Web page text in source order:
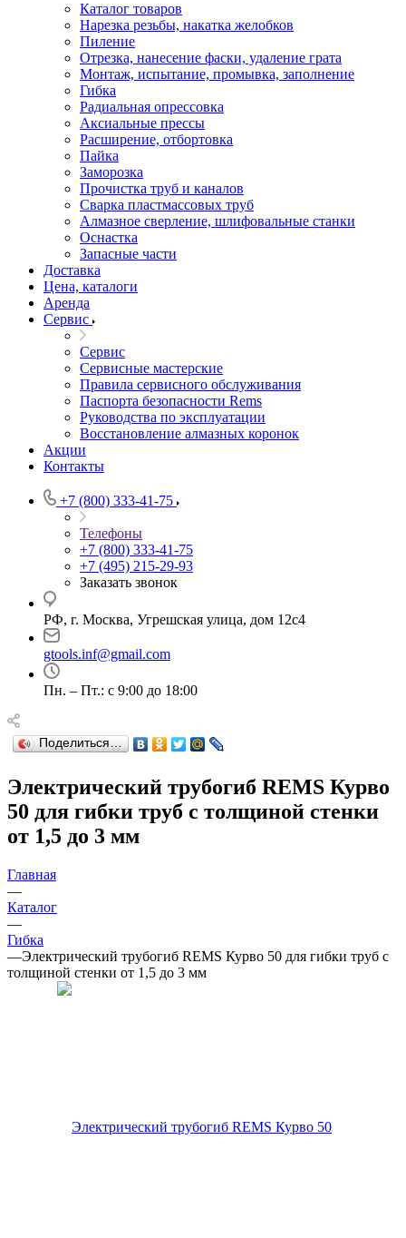
Каталог товаров
Нарезка резьбы, накатка желобков
Пиление
Отрезка, нанесение фаски, удаление грата
Монтаж, испытание, промывка, заполнение
Гибка
Радиальная опрессовка
Аксиальные прессы
Расширение, отбортовка
Пайка
Заморозка
Прочистка труб и каналов
Сварка пластмассовых труб
Алмазное сверление, шлифовальные станки
Оснастка
Запасные части
Доставка
Цена, каталоги
Аренда
Сервис
Сервис
Сервисные мастерские
Правила сервисного обслуживания
Паспорта безопасности Rems
Руководства по эксплуатации
Восстановление алмазных коронок
Акции
Контакты
+7 (800) 333-41-75
Телефоны
+7 (800) 333-41-75
+7 (495) 215-29-93
Заказать звонок
РФ, г. Москва, Угрешская улица, дом 12с4
gtools.inf@gmail.com
Пн. – Пт.: с 9:00 до 18:00
Поделиться…
Электрический трубогиб REMS Курво
50 для гибки труб с толщиной стенки
от 1,5 до 3 мм
Главная
—
Каталог
—
Гибка
—Электрический трубогиб REMS Курво 50 для гибки труб с
толщиной стенки от 1,5 до 3 мм